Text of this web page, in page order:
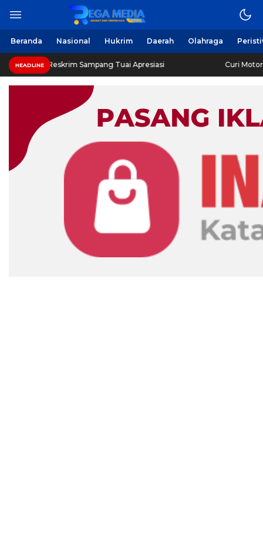
Beranda Nasional Hukrim Daerah Olahraga
HEADLINESampang Tuai Apresiasi Curi Motor! Dua